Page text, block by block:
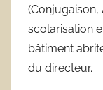
scolarisation
bâtiment
du directeur.